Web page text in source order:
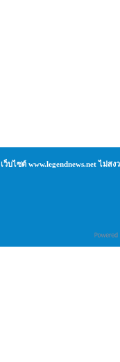
เว็บไซต์ www.legendnews.net ไม่